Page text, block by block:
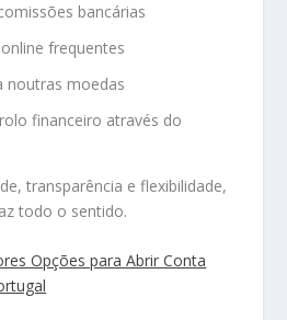
bancárias
frequentes
noutras moedas
financeiro através do
transparência e flexibilidade,
todo o sentido.
Opções para Abrir Conta